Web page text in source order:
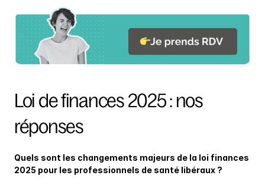
Loi de finances 2025 : nos
réponses
Quels sont les changements majeurs de la loi finances
2025 pour les professionnels de santé libéraux ?